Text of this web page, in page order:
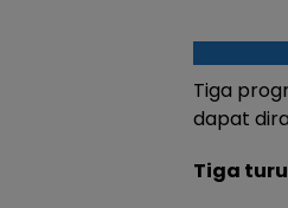
Tiga
dapat
Tiga